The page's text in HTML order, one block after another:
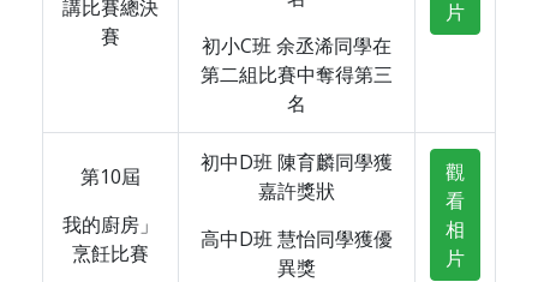
講比賽總決
賽
初小C班 余丞浠同學在
第二組比賽中奪得第三
名
片
第10屆
我的廚房」
烹飪比賽
初中D班 陳育麟同學獲
嘉許獎狀
高中D班 慧怡同學獲優
異獎
觀
看
相
片